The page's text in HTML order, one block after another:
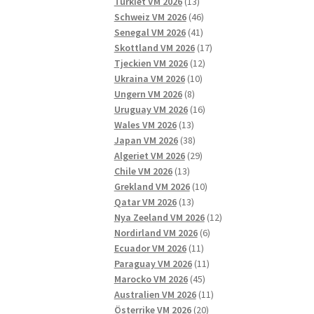
produkter
Schweiz VM 2026 4646
produkter
Senegal VM 2026 4141
produkter
Skottland VM 2026 1717
Tjeckien VM 2026 1212
produkter
Ukraina VM 2026 1010
Ungern VM 2026 88
produkter
Uruguay VM 2026 1616
Wales VM 2026 1313
produkter
Japan VM 2026 3838
produkter
Algeriet VM 2026 2929
Chile VM 2026 1313
produkter
Grekland VM 2026 1010
Qatar VM 2026 1313
produkter
Nya Zeeland VM 2026 1212
Nordirland VM 2026 66
Ecuador VM 2026 1111
produkter
Paraguay VM 2026 1111
Marocko VM 2026 4545
produkter
Australien VM 2026 1111
Österrike VM 2026 2020